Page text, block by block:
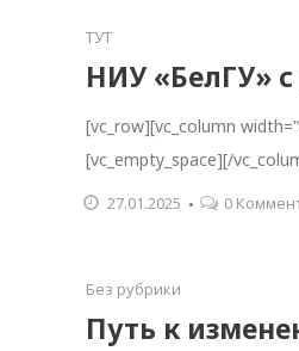
ТУТ
НИУ «БелГУ»
[vc_row][vc_column
[vc_empty_space][/
27.01.2025 0
Без рубрики
Путь к